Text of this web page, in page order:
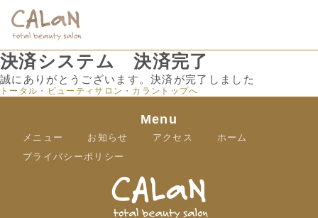
決済システム 決済完了
誠にありがとうございます。決済が完了しました
トータル・ビューティサロン・カラントップへ
Menu
メニュー お知らせ アクセス
ホーム
プライバシーポリシー